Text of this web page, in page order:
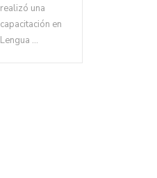
realizó una
capacitación en
Lengua ...